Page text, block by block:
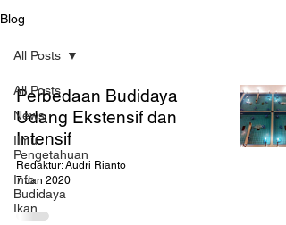
Blog
All Posts
News
Ilmu
Pengetahuan
Info
Budidaya
Ikan
All Posts
Perbedaan Budidaya
Udang Ekstensif dan
Intensif
Redaktur: Audri Rianto
7 Jan 2020